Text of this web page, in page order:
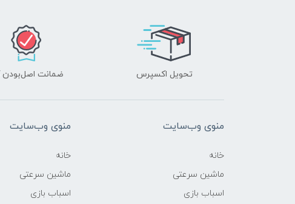
تحویل اکسپرس ضمانت اصل‌بودن
منوی وب‌سایت
خانه
ماشین سرعتی
اسباب بازی
منوی وب‌سایت
خانه
ماشین سرعتی
اسباب بازی